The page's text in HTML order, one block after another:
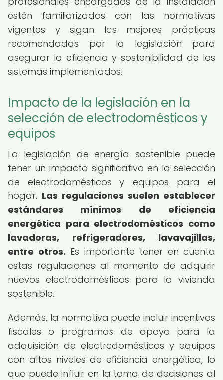
estén familiarizados con las normativas
vigentes y sigan las mejores prácticas
recomendadas por la legislación para
asegurar la eficiencia y sostenibilidad de los
sistemas implementados.
Impacto de la legislación en la
selección de electrodomésticos y
equipos
La legislación de energía sostenible puede
tener un impacto significativo en la selección
de electrodomésticos y equipos para el
hogar. Las regulaciones suelen establecer
estándares mínimos de eficiencia
energética para electrodomésticos como
lavadoras, refrigeradores, lavavajillas,
entre otros. Es importante tener en cuenta
estas regulaciones al momento de adquirir
nuevos electrodomésticos para la vivienda
sostenible.
Además, la normativa puede incluir incentivos
fiscales o programas de apoyo para la
adquisición de electrodomésticos y equipos
con altos niveles de eficiencia energética, lo
que puede influir en la toma de decisiones al